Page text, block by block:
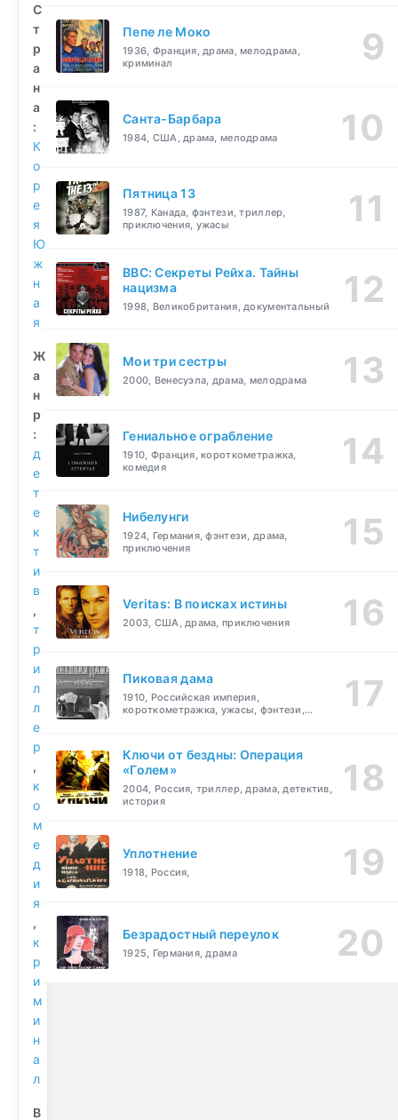
С
т
р
а
н
а
:
К
о
р
е
я
Ю
ж
н
а
я
Ж
а
н
р
:
д
е
т
е
к
т
и
в
,
т
р
и
л
л
е
р
,
к
о
м
е
д
и
я
,
к
р
и
м
и
н
а
л
В
Пепе ле Моко
1936, Франция, драма, мелодрама,
криминал
Санта-Барбара
1984, США, драма, мелодрама
Пятница 13
1987, Канада, фэнтези, триллер,
приключения, ужасы
BBC: Секреты Рейха. Тайны
нацизма
1998, Великобритания, документальный
Мои три сестры
2000, Венесуэла, драма, мелодрама
Гениальное ограбление
1910, Франция, короткометражка,
комедия
Нибелунги
1924, Германия, фэнтези, драма,
приключения
Veritas: В поисках истины
2003, США, драма, приключения
Пиковая дама
1910, Российская империя,
короткометражка, ужасы, фэнтези,
Ключи от бездны: Операция
«Голем»
2004, Россия, триллер, драма, детектив,
история
Уплотнение
1918, Россия,
Безрадостный переулок
1925, Германия, драма